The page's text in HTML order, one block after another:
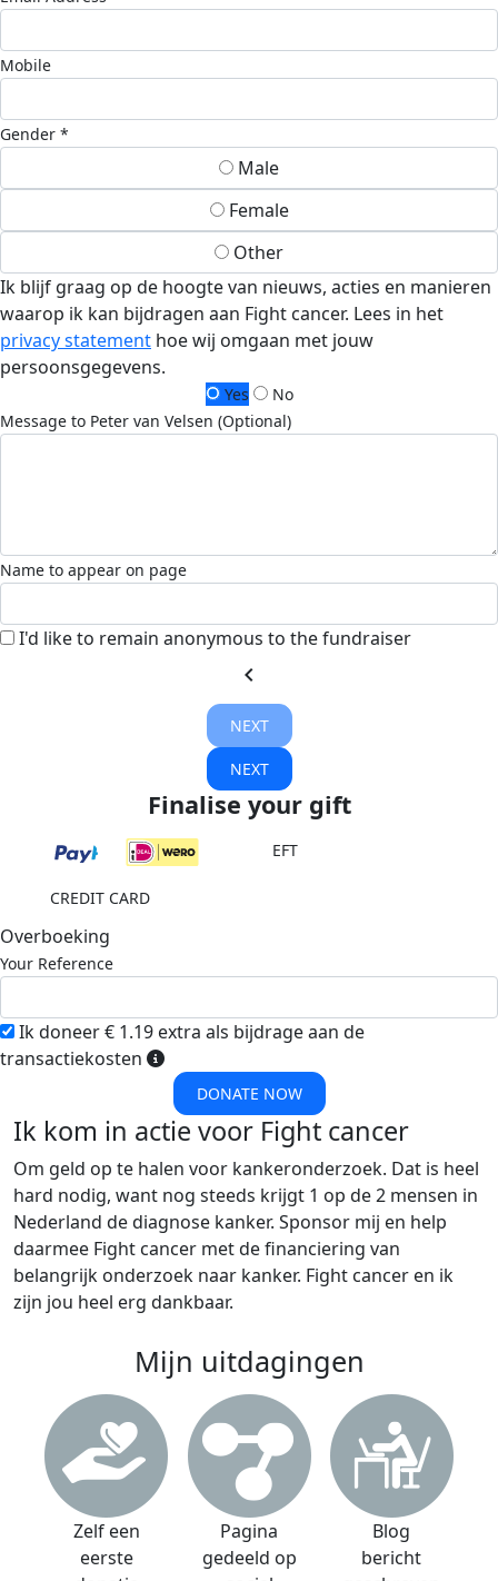
Mobile
Gender *
Male
Female
Other
Ik blijf graag op de hoogte van nieuws, acties en manieren
waarop ik kan bijdragen aan Fight cancer. Lees in het
privacy statement hoe wij omgaan met jouw
persoonsgegevens.
Yes
No
Message to Peter van Velsen (Optional)
Name to appear on page
I'd like to remain anonymous to the fundraiser
chevron_left
NEXT
NEXT
Finalise your gift
EFT
CREDIT CARD
Overboeking
Your Reference
Ik doneer € 1.19 extra als bijdrage aan de
transactiekosten
DONATE NOW
Ik kom in actie voor Fight cancer
Om geld op te halen voor kankeronderzoek. Dat is heel
hard nodig, want nog steeds krijgt 1 op de 2 mensen in
Nederland de diagnose kanker. Sponsor mij en help
daarmee Fight cancer met de financiering van
belangrijk onderzoek naar kanker. Fight cancer en ik
zijn jou heel erg dankbaar.
Mijn uitdagingen
Zelf een
eerste
Pagina
gedeeld op
Blog
bericht